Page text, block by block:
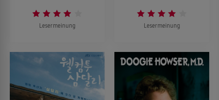
Lesermeinung Lesermeinung